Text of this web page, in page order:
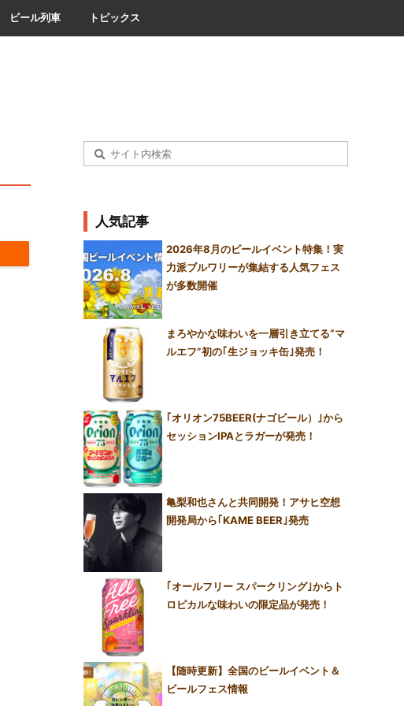
ビール列車 トピックス
人気記事
2026年8月のビールイベント特集！実
力派ブルワリーが集結する人気フェス
が多数開催
まろやかな味わいを一層引き立てる“マ
ルエフ”初の｢生ジョッキ缶｣発売！
｢オリオン75BEER(ナゴビール）｣から
セッションIPAとラガーが発売！
亀梨和也さんと共同開発！アサヒ空想
開発局から｢KAME BEER｣発売
｢オールフリー スパークリング｣からト
ロピカルな味わいの限定品が発売！
【随時更新】全国のビールイベント＆
ビールフェス情報